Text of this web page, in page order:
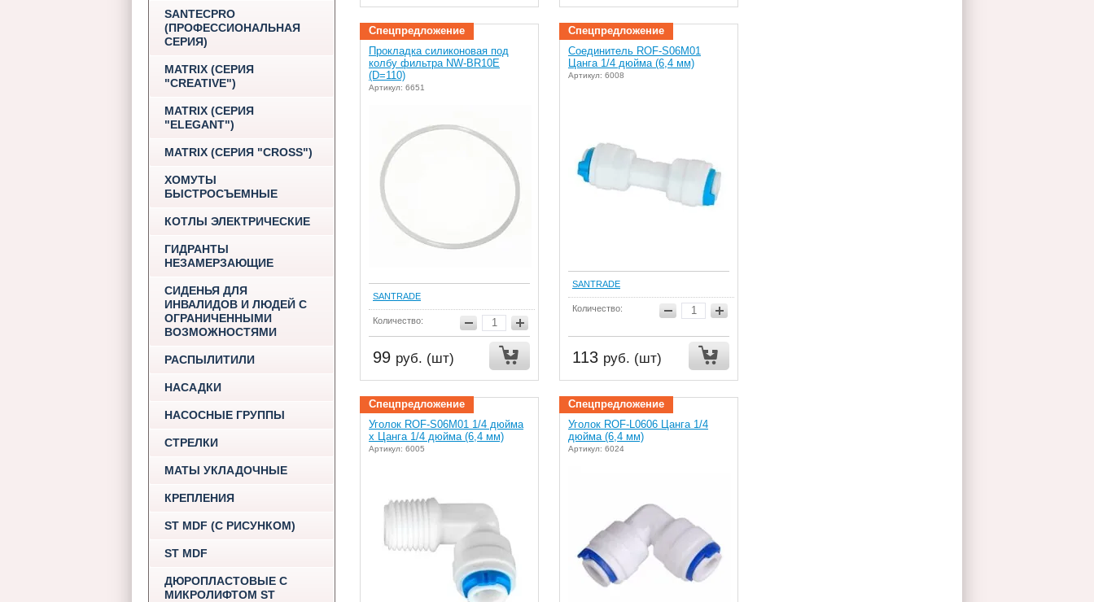
SANTECPRO
(ПРОФЕССИОНАЛЬНАЯ
СЕРИЯ)
MATRIX (СЕРИЯ
"CREATIVE")
MATRIX (СЕРИЯ
"ELEGANT")
MATRIX (СЕРИЯ "CROSS")
ХОМУТЫ
БЫСТРОСЪЕМНЫЕ
КОТЛЫ ЭЛЕКТРИЧЕСКИЕ
ГИДРАНТЫ
НЕЗАМЕРЗАЮЩИЕ
СИДЕНЬЯ ДЛЯ
ИНВАЛИДОВ И ЛЮДЕЙ С
ОГРАНИЧЕННЫМИ
ВОЗМОЖНОСТЯМИ
РАСПЫЛИТИЛИ
НАСАДКИ
НАСОСНЫЕ ГРУППЫ
СТРЕЛКИ
МАТЫ УКЛАДОЧНЫЕ
КРЕПЛЕНИЯ
ST MDF (С РИСУНКОМ)
ST MDF
ДЮРОПЛАСТОВЫЕ С
МИКРОЛИФТОМ ST
Спецпредложение
Прокладка силиконовая под
колбу фильтра NW-BR10E
(D=110)
Артикул: 6651
SANTRADE
Количество:
99 руб. (шт)
Спецпредложение
Соединитель ROF-S06M01
Цанга 1/4 дюйма (6,4 мм)
Артикул: 6008
SANTRADE
Количество:
113 руб. (шт)
Спецпредложение
Уголок ROF-S06M01 1/4 дюйма
х Цанга 1/4 дюйма (6,4 мм)
Артикул: 6005
Спецпредложение
Уголок ROF-L0606 Цанга 1/4
дюйма (6,4 мм)
Артикул: 6024